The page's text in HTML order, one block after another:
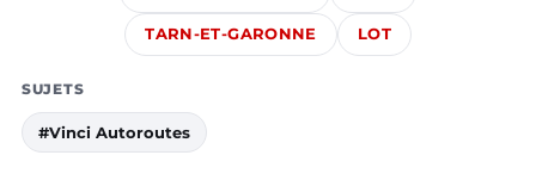
TARN-ET-GARONNE LOT
SUJETS
#Vinci Autoroutes